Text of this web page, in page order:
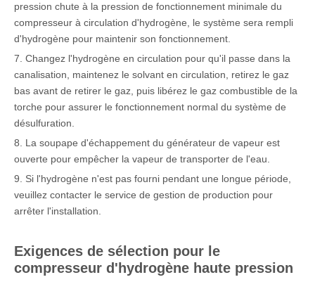
pression chute à la pression de fonctionnement minimale du
compresseur à circulation d'hydrogène, le système sera rempli
d'hydrogène pour maintenir son fonctionnement.
7. Changez l'hydrogène en circulation pour qu'il passe dans la
canalisation, maintenez le solvant en circulation, retirez le gaz
bas avant de retirer le gaz, puis libérez le gaz combustible de la
torche pour assurer le fonctionnement normal du système de
désulfuration.
8. La soupape d'échappement du générateur de vapeur est
ouverte pour empêcher la vapeur de transporter de l'eau.
9. Si l'hydrogène n'est pas fourni pendant une longue période,
veuillez contacter le service de gestion de production pour
arrêter l'installation.
Exigences de sélection pour le
compresseur d'hydrogène haute pression